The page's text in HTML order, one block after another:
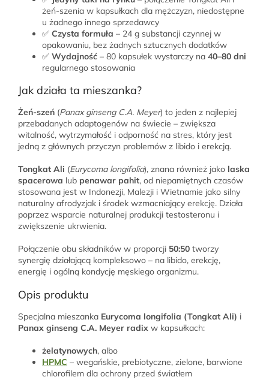
żeń-szenia w kapsułkach dla mężczyzn, niedostępne
u żadnego innego sprzedawcy
✅ Czysta formuła – 24 g substancji czynnej w
opakowaniu, bez żadnych sztucznych dodatków
✅ Wydajność – 80 kapsułek wystarczy na 40–80 dni
regularnego stosowania
Jak działa ta mieszanka?
Żeń-szeń (Panax ginseng C.A. Meyer) to jeden z najlepiej
przebadanych adaptogenów na świecie – zwiększa
witalność, wytrzymałość i odporność na stres, który jest
jedną z głównych przyczyn problemów z libido i erekcją.
Tongkat Ali (Eurycoma longifolia), znana również jako laska
spacerowa lub penawar pahit, od niepamiętnych czasów
stosowana jest w Indonezji, Malezji i Wietnamie jako silny
naturalny afrodyzjak i środek wzmacniający erekcję. Działa
poprzez wsparcie naturalnej produkcji testosteronu i
zwiększenie ukrwienia.
Połączenie obu składników w proporcji 50:50 tworzy
synergię działającą kompleksowo – na libido, erekcję,
energię i ogólną kondycję męskiego organizmu.
Opis produktu
Specjalna mieszanka Eurycoma longifolia (Tongkat Ali) i
Panax ginseng C.A. Meyer radix w kapsułkach:
żelatynowych, albo
HPMC – wegańskie, prebiotyczne, zielone, barwione
chlorofilem dla ochrony przed światłem